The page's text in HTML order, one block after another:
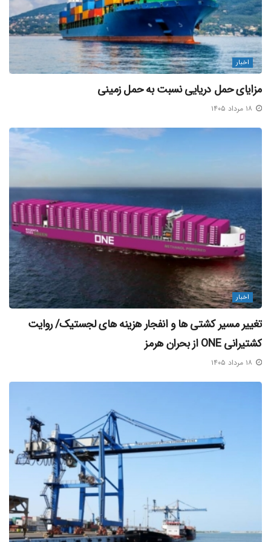
اخبار
مزایای حمل دریایی نسبت به حمل زمینی
اخبار
تغییر مسیر کشتی‌ ها و انفجار هزینه‌ های لجستیک/ روایت
کشتیرانی ONE از بحران هرمز